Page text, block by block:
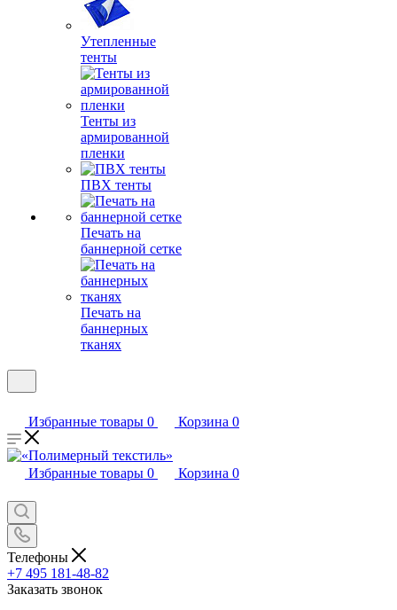
Утепленные
тенты
Тенты из
армированной
пленки
ПВХ тенты
Печать на
баннерной сетке
Печать на
баннерных
тканях
Избранные товары 0 Корзина 0
Избранные товары 0 Корзина 0
Телефоны
+7 495 181-48-82
Заказать звонок